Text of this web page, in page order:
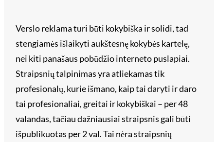
Verslo reklama turi būti kokybiška ir solidi, tad
stengiamės išlaikyti aukštesnę kokybės kartelę,
nei kiti panašaus pobūdžio interneto puslapiai.
Straipsnių talpinimas yra atliekamas tik
profesionalų, kurie išmano, kaip tai daryti ir daro
tai profesionaliai, greitai ir kokybiškai – per 48
valandas, tačiau dažniausiai straipsnis gali būti
išpublikuotas per 2 val. Tai nėra straipsnių